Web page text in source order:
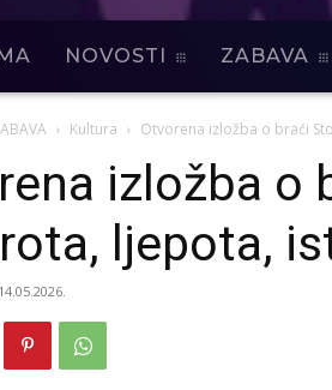
NOVOSTI ZABAVA
Kultura Otvorena izložba o braći
izložba o
ljepota,
14.05.2026.